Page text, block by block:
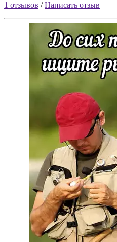
1 отзывов /Написать отзыв